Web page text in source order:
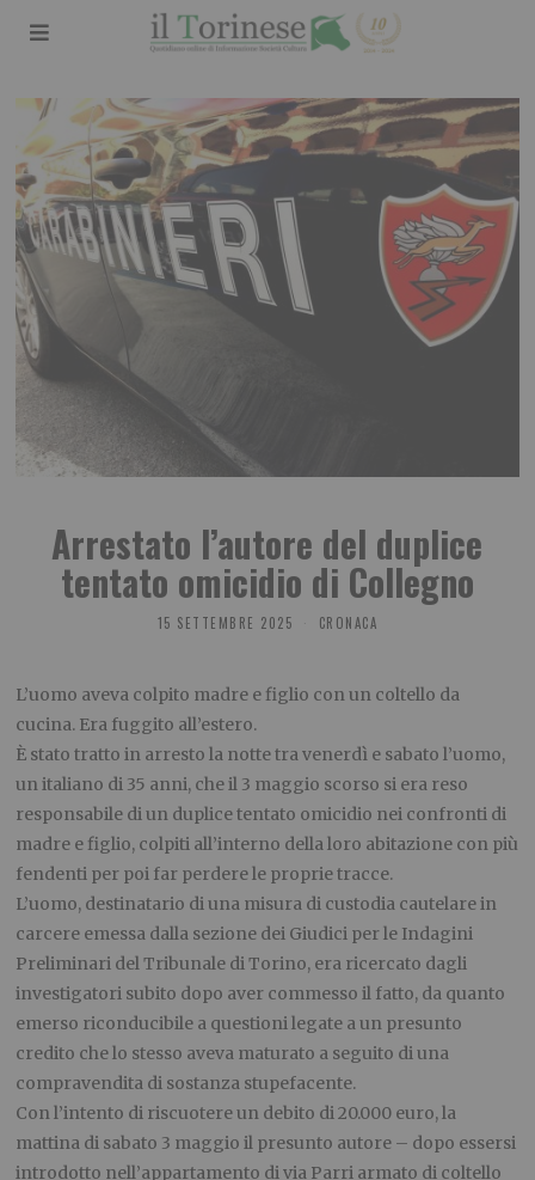
Arrestato l’autore del duplice
tentato omicidio di Collegno
15 SETTEMBRE 2025 CRONACA
L’uomo aveva colpito madre e figlio con un coltello da
cucina. Era fuggito all’estero.
È stato tratto in arresto la notte tra venerdì e sabato l’uomo,
un italiano di 35 anni, che il 3 maggio scorso si era reso
responsabile di un duplice tentato omicidio nei confronti di
madre e figlio, colpiti all’interno della loro abitazione con più
fendenti per poi far perdere le proprie tracce.
L’uomo, destinatario di una misura di custodia cautelare in
carcere emessa dalla sezione dei Giudici per le Indagini
Preliminari del Tribunale di Torino, era ricercato dagli
investigatori subito dopo aver commesso il fatto, da quanto
emerso riconducibile a questioni legate a un presunto
credito che lo stesso aveva maturato a seguito di una
compravendita di sostanza stupefacente.
Con l’intento di riscuotere un debito di 20.000 euro, la
mattina di sabato 3 maggio il presunto autore – dopo essersi
introdotto nell’appartamento di via Parri armato di coltello